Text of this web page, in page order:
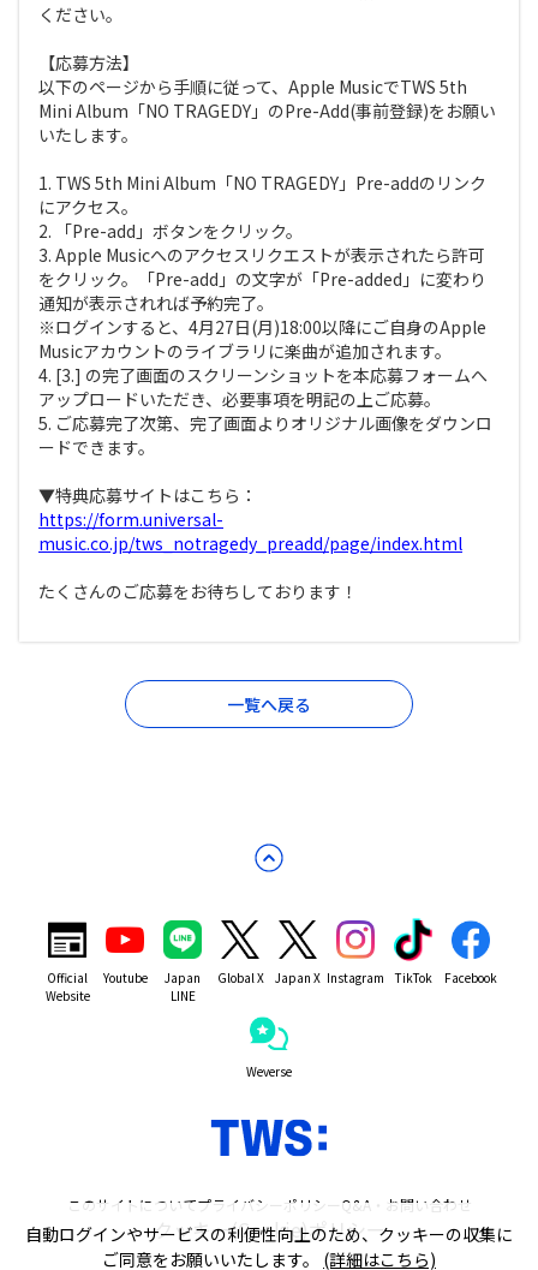
ください。
【応募方法】
以下のページから手順に従って、Apple MusicでTWS 5th
Mini Album「NO TRAGEDY」のPre-Add(事前登録)をお願い
いたします。
1. TWS 5th Mini Album「NO TRAGEDY」Pre-addのリンク
にアクセス。
2. 「Pre-add」ボタンをクリック。
3. Apple Musicへのアクセスリクエストが表示されたら許可
をクリック。「Pre-add」の文字が「Pre-added」に変わり
通知が表示されれば予約完了。
※ログインすると、4月27日(月)18:00以降にご自身のApple
Musicアカウントのライブラリに楽曲が追加されます。
4. [3.] の完了画面のスクリーンショットを本応募フォームへ
アップロードいただき、必要事項を明記の上ご応募。
5. ご応募完了次第、完了画面よりオリジナル画像をダウンロ
ードできます。
▼特典応募サイトはこちら：
https://form.universal-
music.co.jp/tws_notragedy_preadd/page/index.html
たくさんのご応募をお待ちしております！
一覧へ戻る
Official
Website
Youtube
Japan
LINE
Global X Japan X Instagram TikTok Facebook
Weverse
このサイトについてプライバシーポリシーQ&A・お問い合わせ
クッキー(Cookie)ポリシー
自動ログインやサービスの利便性向上のため、クッキーの収集に
ご同意をお願いいたします。 (詳細はこちら)